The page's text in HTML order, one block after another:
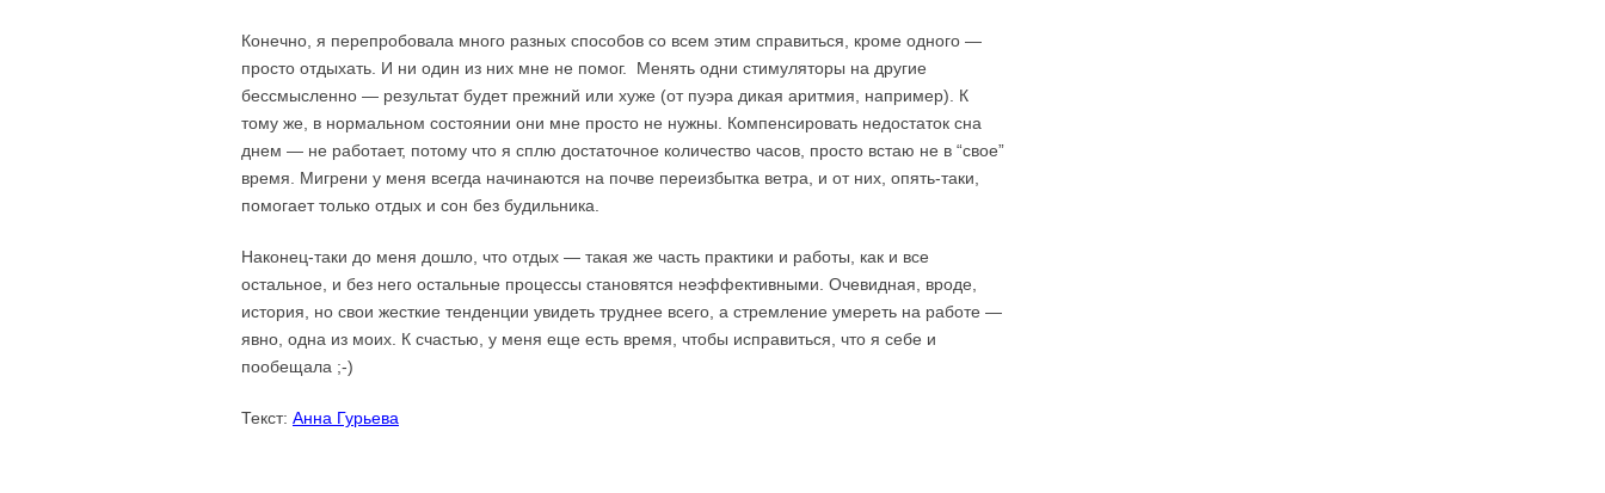
Конечно, я перепробовала много разных способов со всем этим справиться, кроме одного —
просто отдыхать. И ни один из них мне не помог. Менять одни стимуляторы на другие
бессмысленно — результат будет прежний или хуже (от пуэра дикая аритмия, например). К
тому же, в нормальном состоянии они мне просто не нужны. Компенсировать недостаток сна
днем — не работает, потому что я сплю достаточное количество часов, просто встаю не в “свое”
время. Мигрени у меня всегда начинаются на почве переизбытка ветра, и от них, опять-таки,
помогает только отдых и сон без будильника.
Наконец-таки до меня дошло, что отдых — такая же часть практики и работы, как и все
остальное, и без него остальные процессы становятся неэффективными. Очевидная, вроде,
история, но свои жесткие тенденции увидеть труднее всего, а стремление умереть на работе —
явно, одна из моих. К счастью, у меня еще есть время, чтобы исправиться, что я себе и
пообещала ;-)
Текст: Анна Гурьева